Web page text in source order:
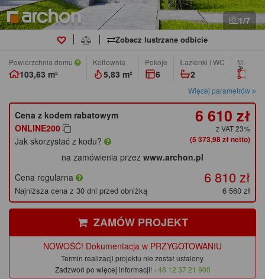
1/7
Zobacz lustrzane odbicie
Powierzchnia domu
103,63 m²
Kotłownia
5,83 m²
pokoje
6
łazienki i WC
2
Min.
Więcej parametrów
Cena z kodem rabatowym
ONLINE200
Jak skorzystać z kodu?
6 610 zł
z VAT 23%
(5 373,98 zł netto)
na zamówienia przez www.archon.pl
Cena regularna
6 810 zł
Najniższa cena z 30 dni przed obniżką 6 560 zł
ZAMÓW PROJEKT
NOWOŚĆ! Dokumentacja w PRZYGOTOWANIU
Termin realizacji projektu nie został ustalony.
Zadzwoń po więcej informacji! +48 12 37 21 900